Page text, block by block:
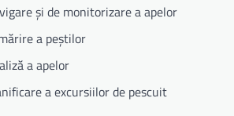
și de monitorizare a apelor
a peștilor
a apelor
a excursiilor de pescuit